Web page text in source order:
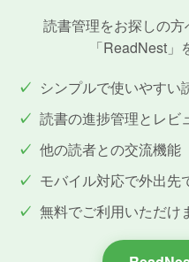
読書管理をお探しの
「ReadNest」
シンプルで使いやすい
読書の進捗管理とレビ
他の読者との交流機能
モバイル対応で外出先
無料でご利用いただけ